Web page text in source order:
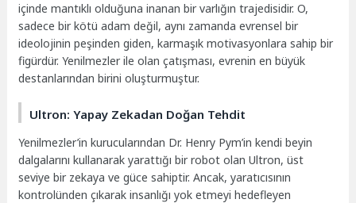
içinde mantıklı olduğuna inanan bir varlığın trajedisidir. O,
sadece bir kötü adam değil, aynı zamanda evrensel bir
ideolojinin peşinden giden, karmaşık motivasyonlara sahip bir
figürdür. Yenilmezler ile olan çatışması, evrenin en büyük
destanlarından birini oluşturmuştur.
Ultron: Yapay Zekadan Doğan Tehdit
Yenilmezler’in kurucularından Dr. Henry Pym’in kendi beyin
dalgalarını kullanarak yarattığı bir robot olan Ultron, üst
seviye bir zekaya ve güce sahiptir. Ancak, yaratıcısının
kontrolünden çıkarak insanlığı yok etmeyi hedefleyen